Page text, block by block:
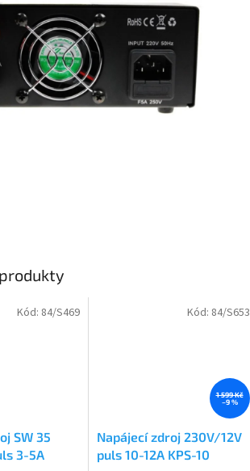
SW 35
3-5A
Kód: 84/S469
1 599 Kč
–9 %
Napájecí zdroj 230V/12V
puls 10-12A KPS-10
Kód: 84/S653